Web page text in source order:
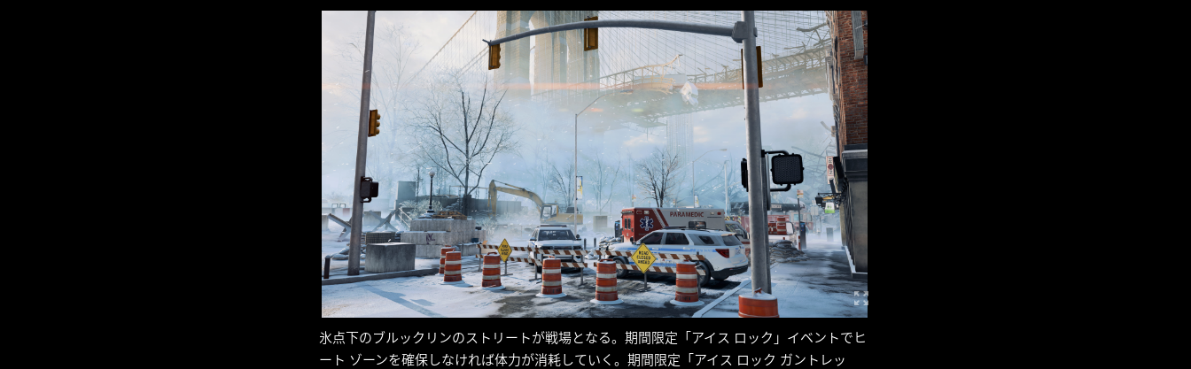
氷点下のブルックリンのストリートが戦場となる。期間限定「アイス ロック」イベントでヒ
ート ゾーンを確保しなければ体力が消耗していく。期間限定「アイス ロック ガントレッ